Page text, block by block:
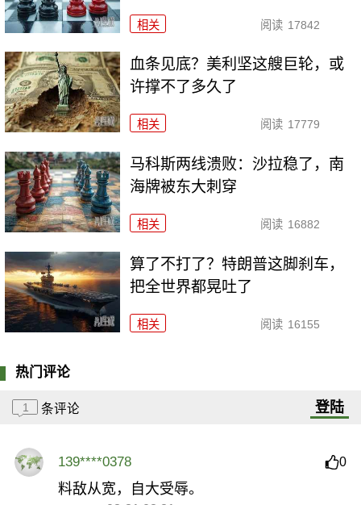
相关 阅读 17842
血条见底？美利坚这艘巨轮，或
许撑不了多久了
相关 阅读 17779
马科斯两线溃败：沙拉稳了，南
海牌被东大刺穿
相关 阅读 16882
算了不打了？特朗普这脚刹车，
把全世界都晃吐了
相关 阅读 16155
热门评论
1 条评论 登陆
139****0378 0
料敌从宽，自大受辱。